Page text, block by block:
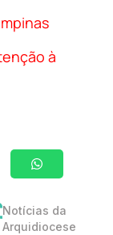
à
Notícias da
Arquidiocese